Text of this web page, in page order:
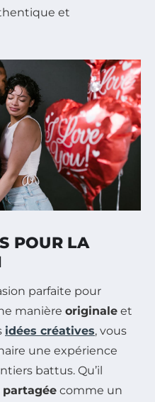
et
POUR LA
parfaite pour
manière originale et
idées créatives, vous
une expérience
battus. Qu’il
comme un